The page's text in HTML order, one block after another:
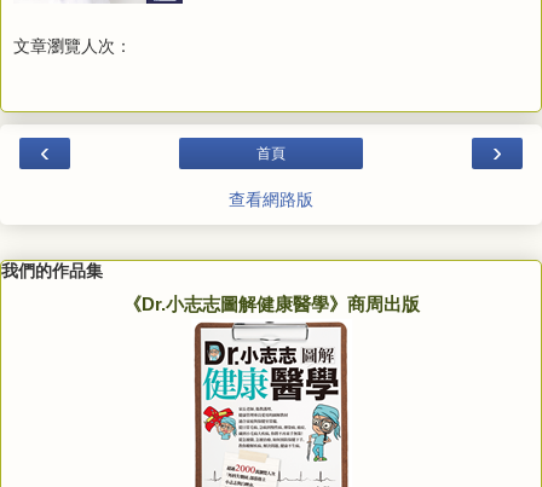
文章瀏覽人次：
‹ ›
首頁
查看網路版
我們的作品集
《Dr.小志志圖解健康醫學》商周出版